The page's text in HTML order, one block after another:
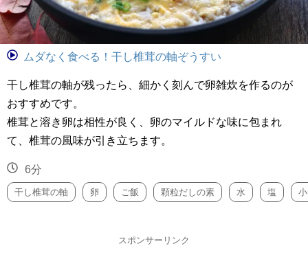
ムダなく食べる！干し椎茸の軸ぞうすい
干し椎茸の軸が残ったら、細かく刻んで卵雑炊を作るのが
おすすめです。
椎茸と溶き卵は相性が良く、卵のマイルドな味に包まれ
て、椎茸の風味が引き立ちます。
6分
干し椎茸の軸 卵 ご飯 顆粒だしの素 水 塩
スポンサーリンク